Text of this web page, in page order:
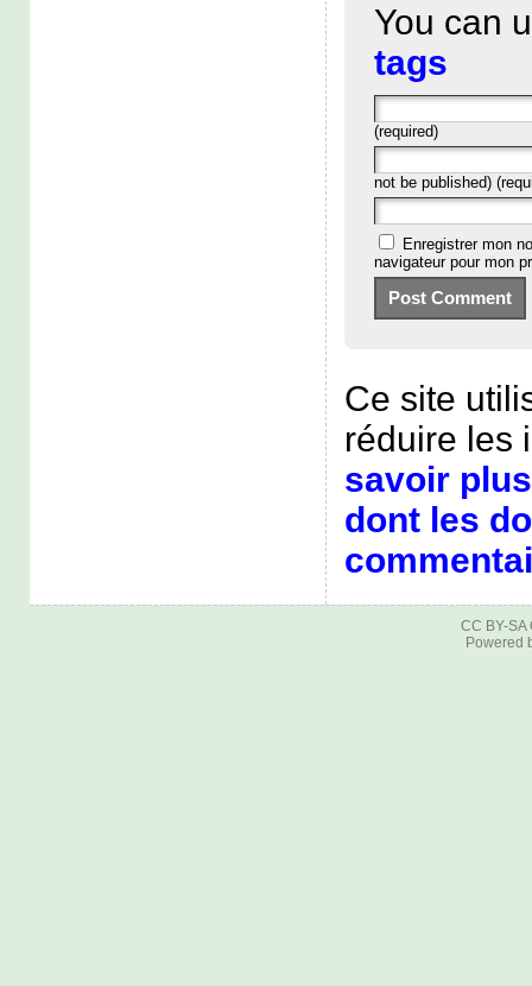
You can
tags
(required)
not be published)
Enregistrer mon
navigateur pour mon
Ce site
réduire les
savoir
dont les
CC BY-SA
Powered